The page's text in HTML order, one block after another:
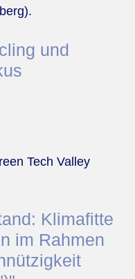
und
Tech Valley
Klimafitte
im Rahmen